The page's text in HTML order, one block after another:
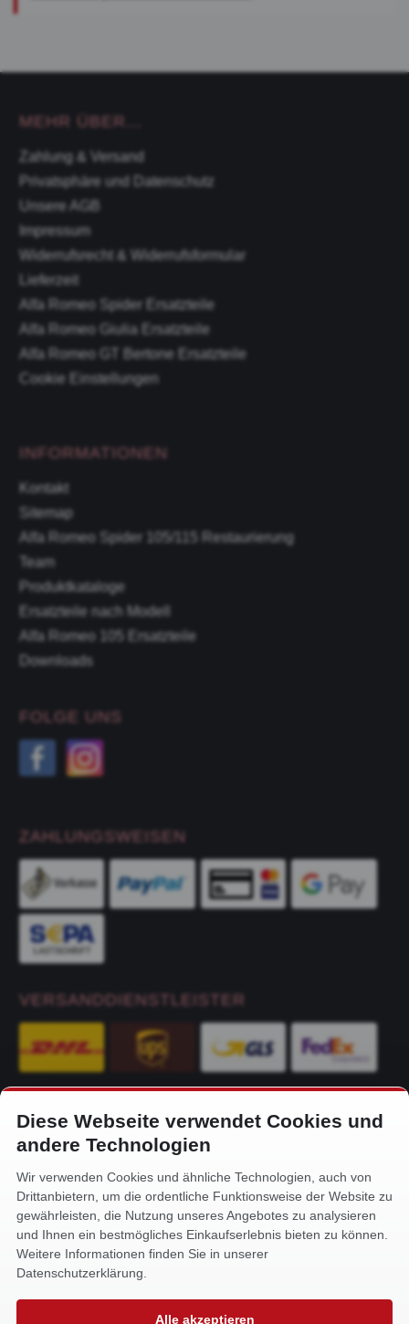
MEHR ÜBER...
Zahlung & Versand
Privatsphäre und Datenschutz
Unsere AGB
Impressum
Widerrufsrecht & Widerrufsformular
Lieferzeit
Alfa Romeo Spider Ersatzteile
Alfa Romeo Giulia Ersatzteile
Alfa Romeo GT Bertone Ersatzteile
Cookie Einstellungen
INFORMATIONEN
Kontakt
Sitemap
Alfa Romeo Spider 105/115 Restaurierung
Team
Produktkataloge
Ersatzteile nach Modell
Alfa Romeo 105 Ersatzteile
Downloads
FOLGE UNS
ZAHLUNGSWEISEN
VERSANDDIENSTLEISTER
KONTAKT
Alfa-Service Hurtienne GmbH
Siemensstr. 32
59199 Bönen
+49 (0) 2383 93640
info@alfa-service.com
Whatsapp (no voice calls):
Diese Webseite verwendet Cookies und
andere Technologien
Wir verwenden Cookies und ähnliche Technologien, auch von
Drittanbietern, um die ordentliche Funktionsweise der Website zu
gewährleisten, die Nutzung unseres Angebotes zu analysieren
und Ihnen ein bestmögliches Einkaufserlebnis bieten zu können.
Weitere Informationen finden Sie in unserer
Datenschutzerklärung.
Alle akzeptieren